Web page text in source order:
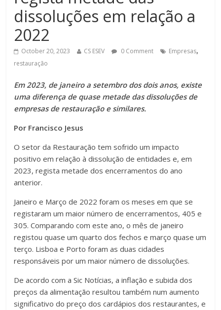
dissoluções em relação a
2022
October 20, 2023 CS ESEV 0 Comment Empresas,
restauração
Em 2023, de janeiro a setembro dos dois anos, existe
uma diferença de quase metade das dissoluções de
empresas de restauração e similares.
Por Francisco Jesus
O setor da Restauração tem sofrido um impacto
positivo em relação à dissolução de entidades e, em
2023, regista metade dos encerramentos do ano
anterior.
Janeiro e Março de 2022 foram os meses em que se
registaram um maior número de encerramentos, 405 e
305. Comparando com este ano, o mês de janeiro
registou quase um quarto dos fechos e março quase um
terço. Lisboa e Porto foram as duas cidades
responsáveis por um maior número de dissoluções.
De acordo com a Sic Notícias, a inflação e subida dos
preços da alimentação resultou também num aumento
significativo do preço dos cardápios dos restaurantes, e